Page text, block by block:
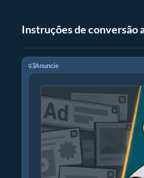
Instruções de conversão
Anuncie